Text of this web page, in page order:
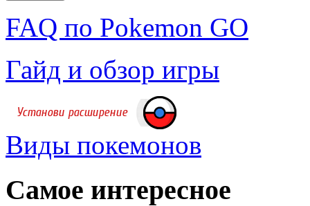
FAQ по Pokemon GO
Гайд и обзор игры
Виды покемонов
Самое интересное